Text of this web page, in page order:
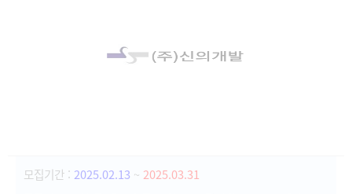
모집기간 : 2025.02.13 ~ 2025.03.31